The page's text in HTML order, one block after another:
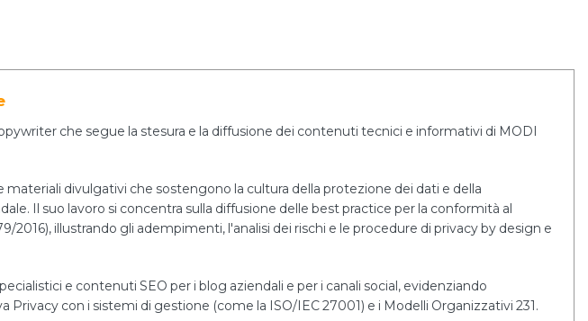
che segue la stesura e la diffusione dei contenuti tecnici e informativi di MODI
materiali divulgativi che sostengono la cultura della protezione dei dati e della
Il suo lavoro si concentra sulla diffusione delle best practice per la conformità al
2016), illustrando gli adempimenti, l'analisi dei rischi e le procedure di privacy by design e
e contenuti SEO per i blog aziendali e per i canali social, evidenziando
Privacy con i sistemi di gestione (come la ISO/IEC 27001) e i Modelli Organizzativi 231.